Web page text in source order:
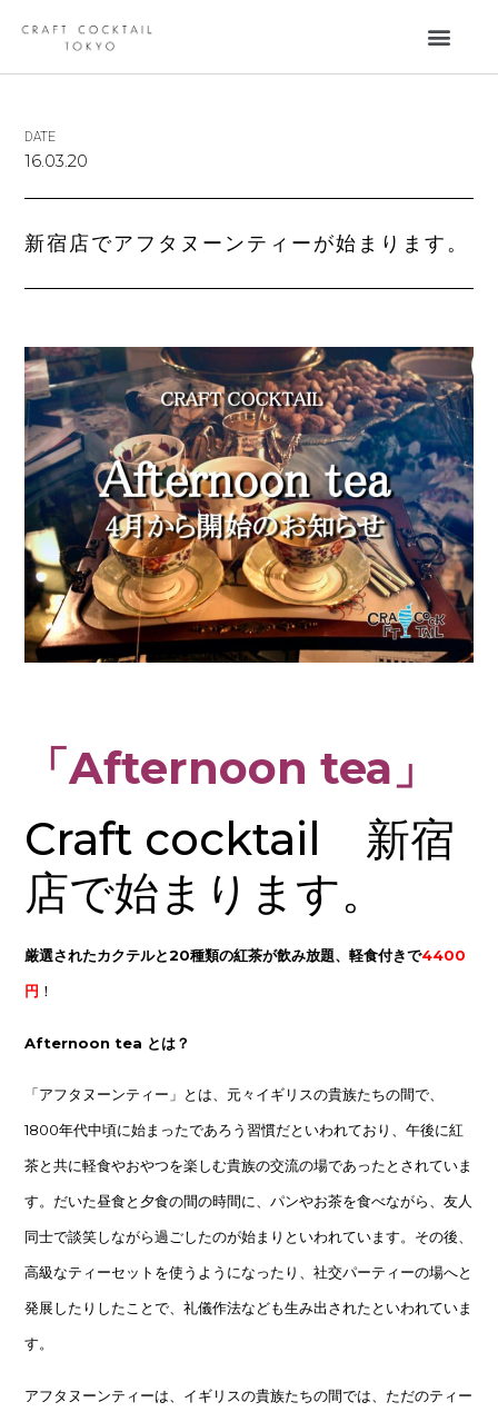
DATE
16.03.20
新宿店でアフタヌーンティーが始まります。
「Afternoon tea」
Craft cocktail 新宿
店で始まります。
厳選されたカクテルと20種類の紅茶が飲み放題、軽食付きで4400
円 ！
Afternoon tea とは？
「アフタヌーンティー」とは、元々イギリスの貴族たちの間で、
1800年代中頃に始まったであろう習慣だといわれており、午後に紅
茶と共に軽食やおやつを楽しむ貴族の交流の場であったとされていま
す。だいた昼食と夕食の間の時間に、パンやお茶を食べながら、友人
同士で談笑しながら過ごしたのが始まりといわれています。その後、
高級なティーセットを使うようになったり、社交パーティーの場へと
発展したりしたことで、礼儀作法なども生み出されたといわれていま
す。
アフタヌーンティーは、イギリスの貴族たちの間では、ただのティー